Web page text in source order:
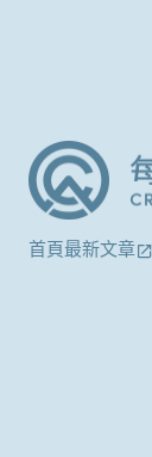
首頁最新文章